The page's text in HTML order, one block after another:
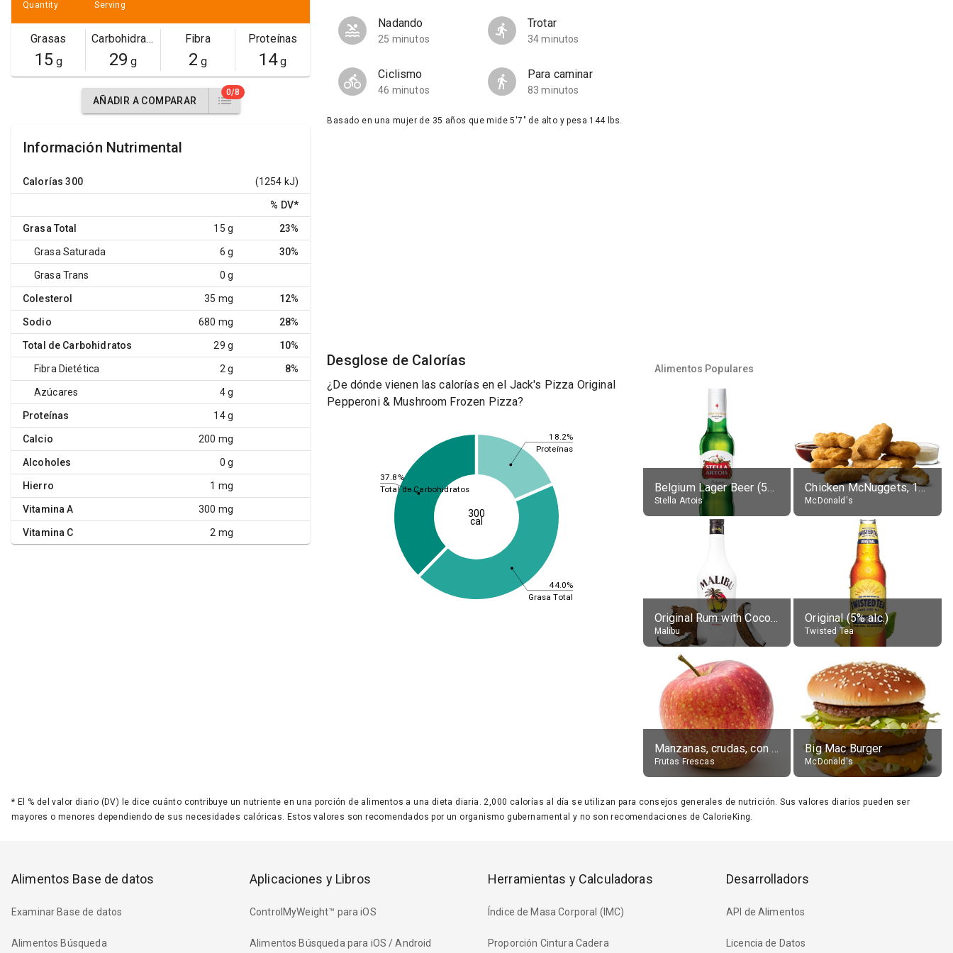
Quantity Serving
Grasas
15g
Carbohidratos
29 g
Fibra
2 g
Proteínas
14g
AÑADIR A COMPARAR
0/8
Información Nutrimental
Calorías 300 (1254 kJ)
% DV*
Grasa Total 15 g 23%
Grasa Saturada 6 g 30%
Grasa Trans 0 g
Colesterol 35 mg 12%
Sodio 680 mg 28%
Total de Carbohidratos 29 g 10%
Fibra Dietética 2 g 8%
Azúcares 4 g
Proteínas 14 g
Calcio 200 mg
Alcoholes 0 g
Hierro 1 mg
Vitamina A 300 mg
Vitamina C 2 mg
Nadando
25 minutos
Trotar
34 minutos
Ciclismo
46 minutos
Para caminar
83 minutos
Basado en una mujer de 35 años que mide 5'7" de alto y pesa 144 lbs.
Desglose de Calorías
¿De dónde vienen las calorías en el Jack's Pizza Original
Pepperoni & Mushroom Frozen Pizza?
18.2%
44.0%
37.8%
Proteínas
Grasa Total
Total de Carbohidratos
300
cal
Alimentos Populares
Belgium Lager Beer (5% alc.)
Stella Artois
Chicken McNuggets, 10 pieces, without sauce
McDonald's
Original Rum with Coconut Flavour (21% alc.)
Malibu
Original (5% alc.)
Twisted Tea
Manzanas, crudas, con piel
Frutas Frescas
Big Mac Burger
McDonald's
* El % del valor diario (DV) le dice cuánto contribuye un nutriente en una porción de alimentos a una dieta diaria. 2,000 calorías al día se utilizan para consejos generales de nutrición. Sus valores diarios pueden ser
mayores o menores dependiendo de sus necesidades calóricas. Estos valores son recomendados por un organismo gubernamental y no son recomendaciones de CalorieKing.
Alimentos Base de datos
Examinar Base de datos
Alimentos Búsqueda
Aplicaciones y Libros
ControlMyWeight™ para iOS
Alimentos Búsqueda para iOS / Android
Herramientas y Calculadoras
Índice de Masa Corporal (IMC)
Proporción Cintura Cadera
Desarrolladors
API de Alimentos
Licencia de Datos